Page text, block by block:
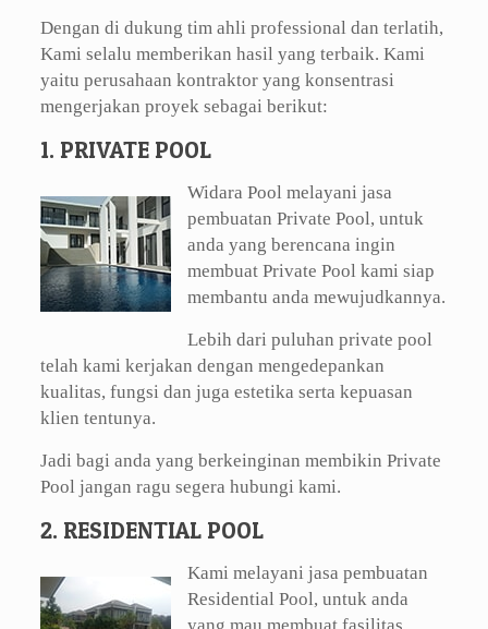
Dengan di dukung tim ahli professional dan terlatih,
Kami selalu memberikan hasil yang terbaik. Kami
yaitu perusahaan kontraktor yang konsentrasi
mengerjakan proyek sebagai berikut:
1. PRIVATE POOL
Widara Pool melayani jasa
pembuatan Private Pool, untuk
anda yang berencana ingin
membuat Private Pool kami siap
membantu anda mewujudkannya.
Lebih dari puluhan private pool
telah kami kerjakan dengan mengedepankan
kualitas, fungsi dan juga estetika serta kepuasan
klien tentunya.
Jadi bagi anda yang berkeinginan membikin Private
Pool jangan ragu segera hubungi kami.
2. RESIDENTIAL POOL
Kami melayani jasa pembuatan
Residential Pool, untuk anda